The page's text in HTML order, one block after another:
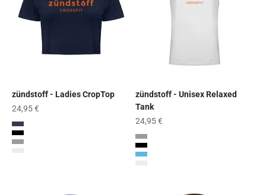
zündstoff - Ladies CropTop
Angebot
24,95 €
French Navy
Black
zündstoff - Unisex Relaxed
Tank
Angebot
24,95 €
Heather Grey
Black